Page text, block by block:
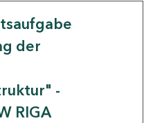
der
-
RIGA